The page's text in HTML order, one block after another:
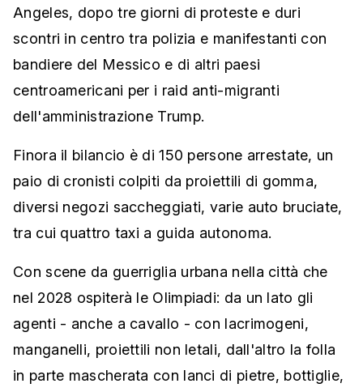
Angeles, dopo tre giorni di proteste e duri
scontri in centro tra polizia e manifestanti con
bandiere del Messico e di altri paesi
centroamericani per i raid anti-migranti
dell'amministrazione Trump.
Finora il bilancio è di 150 persone arrestate, un
paio di cronisti colpiti da proiettili di gomma,
diversi negozi saccheggiati, varie auto bruciate,
tra cui quattro taxi a guida autonoma.
Con scene da guerriglia urbana nella città che
nel 2028 ospiterà le Olimpiadi: da un lato gli
agenti - anche a cavallo - con lacrimogeni,
manganelli, proiettili non letali, dall'altro la folla
in parte mascherata con lanci di pietre, bottiglie,